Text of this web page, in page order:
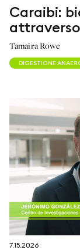
Caraibi:
Tamaira Rowe
DIGESTIONE
7.15.2026